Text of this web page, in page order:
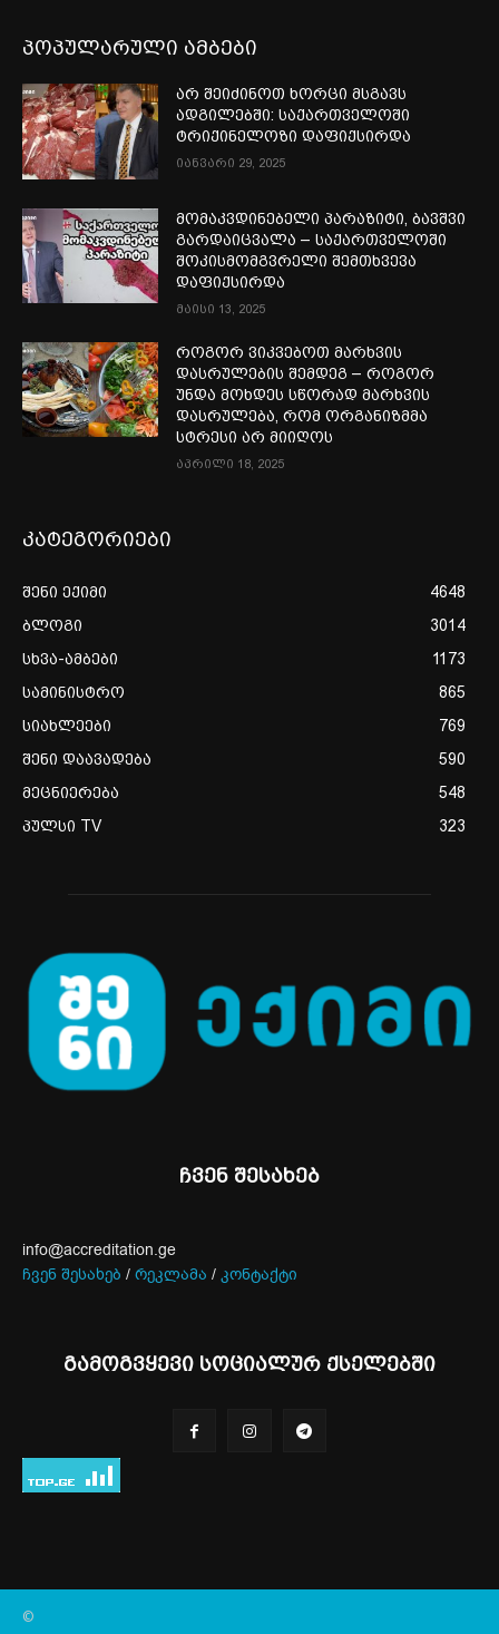
პოპულარული ამბები
არ შეიძინოთ ხორცი მსგავს
ადგილებში: საქართველოში
ტრიქინელოზი დაფიქსირდა
იანვარი 29, 2025
მომაკვდინებელი პარაზიტი, ბავშვი
გარდაიცვალა – საქართველოში
შოკისმომგვრელი შემთხვევა
დაფიქსირდა
მაისი 13, 2025
როგორ ვიკვებოთ მარხვის
დასრულების შემდეგ – როგორ
უნდა მოხდეს სწორად მარხვის
დასრულება, რომ ორგანიზმმა
სტრესი არ მიიღოს
აპრილი 18, 2025
კატეგორიები
შენი ექიმი
4648
ბლოგი
3014
სხვა-ამბები
1173
სამინისტრო
865
სიახლეები
769
შენი დაავადება
590
მეცნიერება
548
პულსი TV
323
ჩვენ შესახებ
info@accreditation.ge
ჩვენ შესახებ / რეკლამა / კონტაქტი
გამოგვყევი სოციალურ ქსელებში
©